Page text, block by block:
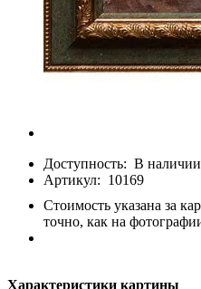
Доступность: В наличии
Артикул: 10169
Стоимость указана за
точно, как на
Характеристики картины